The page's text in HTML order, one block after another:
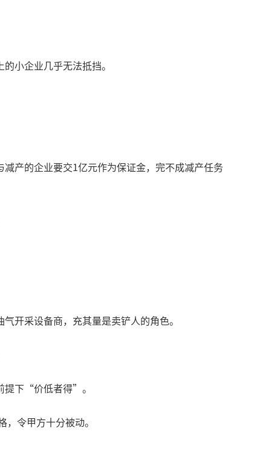
小企业几乎无法抵挡。
产的企业要交1亿元作为保证金，完不成减产任务
采设备商，充其量是卖铲人的角色。
提下“价低者得”。
令甲方十分被动。